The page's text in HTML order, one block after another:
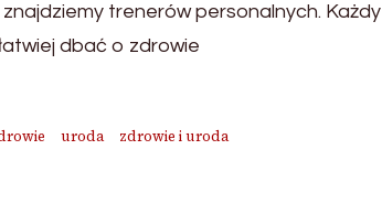
trenerów personalnych.
dbać o zdrowie
uroda zdrowie i uroda